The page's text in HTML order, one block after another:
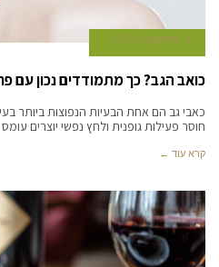
15 באוקטובר 2025
כואב הגב? כך מתמודדים נכון עם
כאבי גב הם אחת הבעיות הנפוצות ביותר
חוסר פעילות גופנית ולחץ נפשי יוצרים עומס
קרא עוד ←